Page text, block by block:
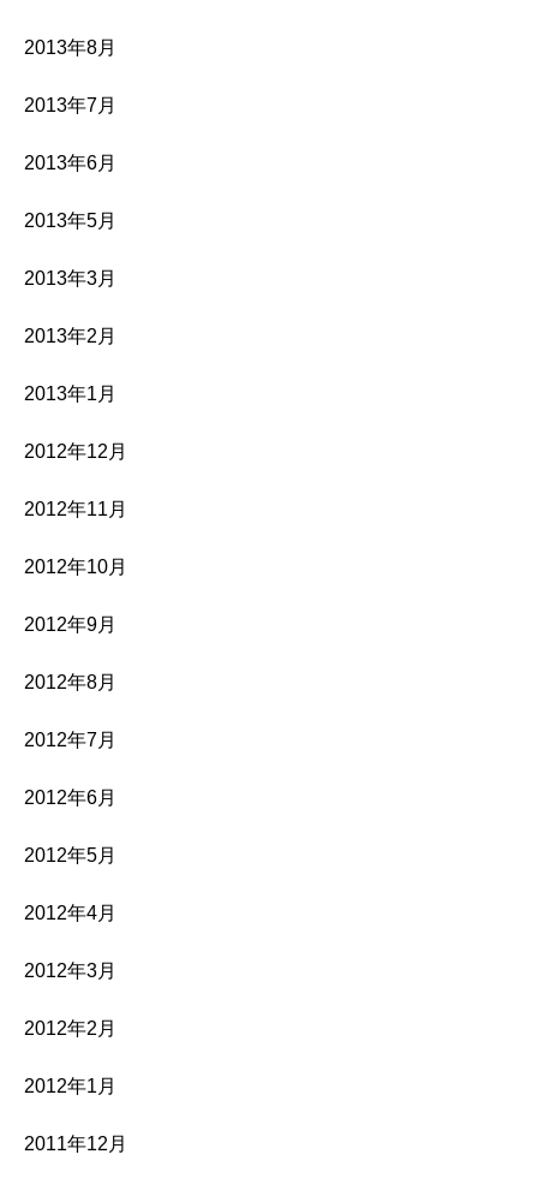
2013年8月
2013年7月
2013年6月
2013年5月
2013年3月
2013年2月
2013年1月
2012年12月
2012年11月
2012年10月
2012年9月
2012年8月
2012年7月
2012年6月
2012年5月
2012年4月
2012年3月
2012年2月
2012年1月
2011年12月